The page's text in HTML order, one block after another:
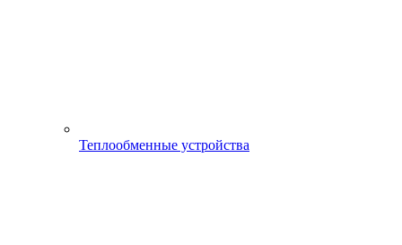
Теплообменные устройства